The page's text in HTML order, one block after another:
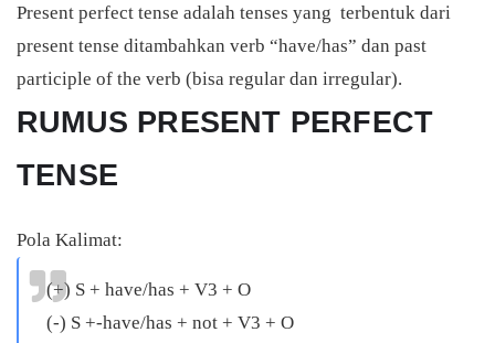
Present perfect tense adalah tenses yang terbentuk dari
present tense ditambahkan verb “have/has” dan past
participle of the verb (bisa regular dan irregular).
RUMUS PRESENT PERFECT
TENSE
Pola Kalimat:
(+) S + have/has + V3 + O
(-) S +-have/has + not + V3 + O